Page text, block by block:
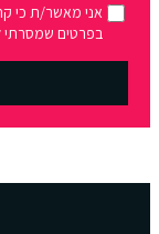
אני מאשר/ת כי
בפרטים שמסרתי